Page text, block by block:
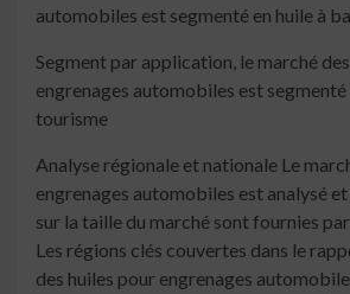
automobiles est segmenté en huile à
Segment par application, le marché
engrenages automobiles est segmenté
tourisme
Analyse régionale et nationale Le
engrenages automobiles est analysé
sur la taille du marché sont fournies
Les régions clés couvertes dans le
des huiles pour engrenages